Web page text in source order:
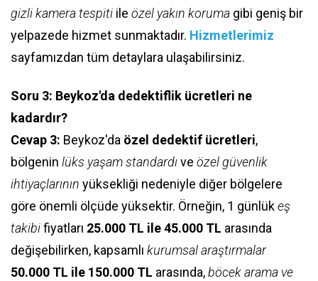
gizli kamera tespiti ile özel yakın koruma gibi geniş bir
yelpazede hizmet sunmaktadır. Hizmetlerimiz
sayfamızdan tüm detaylara ulaşabilirsiniz.
Soru 3: Beykoz'da dedektiflik ücretleri ne
kadardır?
Cevap 3: Beykoz'da özel dedektif ücretleri,
bölgenin lüks yaşam standardıve özel güvenlik
ihtiyaçlarının yüksekliği nedeniyle diğer bölgelere
göre önemli ölçüde yüksektir. Örneğin, 1 günlükeş
takibifiyatları 25.000 TL ile 45.000 TL arasında
değişebilirken, kapsamlı kurumsal araştırmalar
50.000 TL ile 150.000 TL arasında,böcek arama ve